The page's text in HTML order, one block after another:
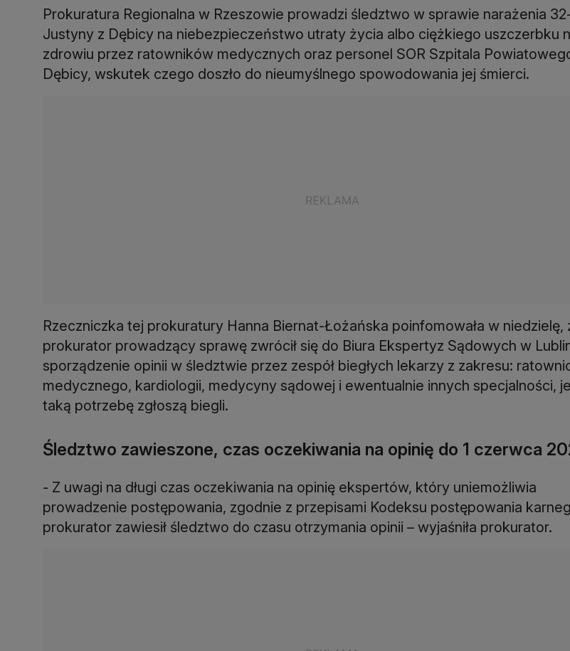
Prokuratura Regionalna w Rzeszowie prowadzi śledztwo w sprawie narażenia
Justyny z Dębicy na niebezpieczeństwo utraty życia albo ciężkiego uszczerbku
zdrowiu przez ratowników medycznych oraz personel SOR Szpitala
Dębicy, wskutek czego doszło do nieumyślnego spowodowania jej śmierci.
Rzeczniczka tej prokuratury Hanna Biernat-Łożańska poinfomowała w niedzielę,
prokurator prowadzący sprawę zwrócił się do Biura Ekspertyz Sądowych w
sporządzenie opinii w śledztwie przez zespół biegłych lekarzy z zakresu:
medycznego, kardiologii, medycyny sądowej i ewentualnie innych specjalności,
taką potrzebę zgłoszą biegli.
Śledztwo zawieszone, czas oczekiwania na opinię do 1 czerwca
- Z uwagi na długi czas oczekiwania na opinię ekspertów, który uniemożliwia
prowadzenie postępowania, zgodnie z przepisami Kodeksu postępowania
prokurator zawiesił śledztwo do czasu otrzymania opinii – wyjaśniła prokurator.